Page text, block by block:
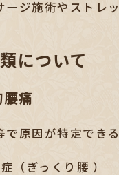
ージ施術やストレ
について
腰痛
で原因が特定でき
（ぎっくり腰 ）